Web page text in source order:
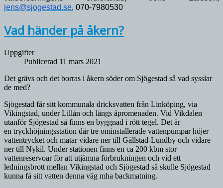
jens@sjogestad.se, 070-7980530
Vad händer på åkern?
Uppgifter
Publicerad 11 mars 2021
Det grävs och det borras i åkern söder om Sjögestad så vad sysslar
de med?
Sjögestad får sitt kommunala dricksvatten från Linköping, via
Vikingstad, under Lillån och längs åpromenaden. Vid Vikdalen
utanför Sjögestad så finns en byggnad i rött tegel. Det är
en tryckhöjningsstation där tre ominstallerade vattenpumpar höjer
vattentrycket och matar vidare ner till Gällstad-Lundby och vidare
ner till Nykil. Under stationen finns en ca 200 kbm stor
vattenreservoar för att utjämna förbrukningen och vid ett
ledningsbrott mellan Vikingstad och Sjögestad så skulle Sjögestad
kunna få sitt vatten denna väg mha backmatning.